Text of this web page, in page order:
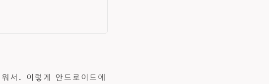
서. 이렇게 안드로이드에